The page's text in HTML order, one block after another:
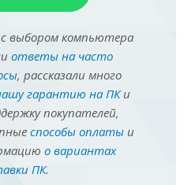
выбором компьютера
ответы на часто
, рассказали много
гарантию на ПКи
покупателей,
способы оплатыи
о вариантах
ПК.